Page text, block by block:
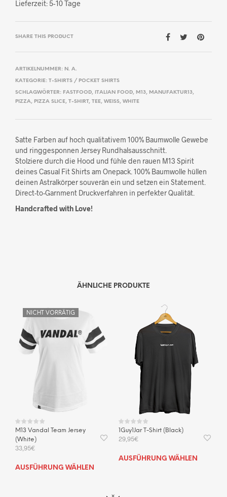
Lieferzeit:5-10 Tage
SHARE THIS PRODUCT
ARTIKELNUMMER: N. A.
KATEGORIE: T-SHIRTS / POCKET SHIRTS
SCHLAGWÖRTER: FASTFOOD, ITALIAN FOOD, M13, MANUFAKTUR13,
PIZZA, PIZZA SLICE, T-SHIRT, TEE, WEISS , WHITE
Satte Farben auf hoch qualitativem 100% Baumwolle Gewebe
und ringgesponnen Jersey Rundhalsausschnitt.
Stolziere durch die Hood und fühle den rauen M13 Spirit
deines Casual Fit Shirts am Onepack. 100% Baumwolle hüllen
deinen Astralkörper souverän ein und setzen ein Statement.
Direct-to-Garnment Druckverfahren in perfekter Qualität.
Handcrafted with Love!
ÄHNLICHE PRODUKTE
NICHT VORRÄTIG
M13 Vandal Team Jersey
(White)
33,95€
AUSFÜHRUNG WÄHLEN
1Guy1Jar T-Shirt (Black)
29,95€
AUSFÜHRUNG WÄHLEN